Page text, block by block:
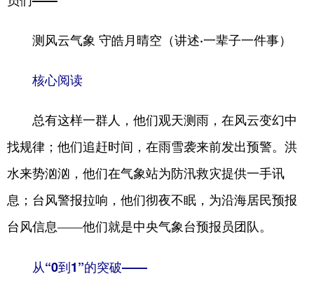
法律
食品 人居 信息化 数字经济
学术中国 乡村振兴 银龄 溯源中国
城市 旅游 能源 会展
彩票 娱乐 时尚 悦读
公益 一带一路 亚太网 上市公司
文化产业
测风云气象 守皓月晴空（讲述·一辈子一件事）
核心阅读
总有这样一群人，他们观天测雨，在风云变幻中
找规律；他们追赶时间，在雨雪袭来前发出预警。洪
水来势汹汹，他们在气象站为防汛救灾提供一手讯
息；台风警报拉响，他们彻夜不眠，为沿海居民预报
台风信息——他们就是中央气象台预报员团队。
从“0到1”的突破——